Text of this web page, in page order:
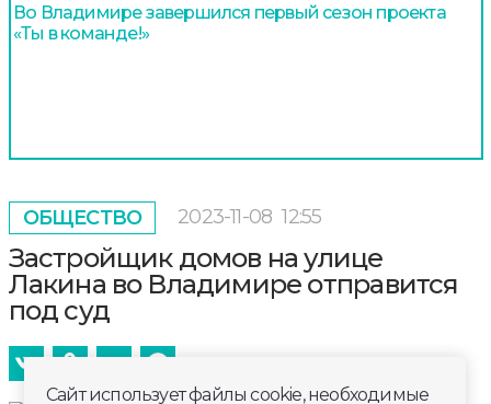
Во Владимире завершился первый сезон проекта
«Ты в команде!»
ОБЩЕСТВО 2023-11-08 12:55
Застройщик домов на улице
Лакина во Владимире отправится
под суд
Сайт использует файлы cookie, необходимые